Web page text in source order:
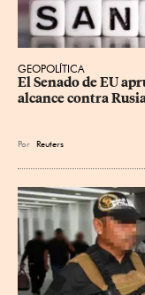
GEOPOLÍTICA
El Senado de EU
alcance contra
Por Reuters